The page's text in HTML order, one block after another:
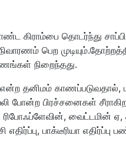
கிராம்பை தொடர்ந்து
பெற
நிறைந்தது.
என்ற தனிமம்
போன்ற பிரச்சனைகள்
வைட்டமின் ஏ,
பாக்டீரியா